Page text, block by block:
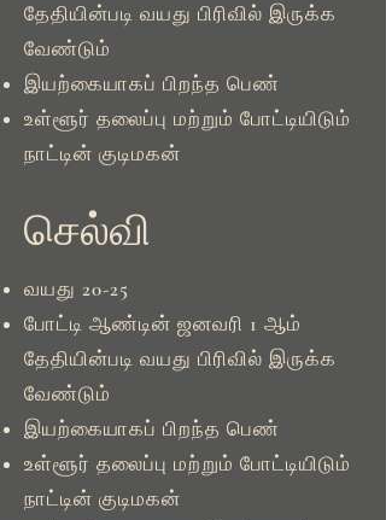
தேதியின்படி வயது பிரிவில் இருக்க
வேண்டும்
இயற்கையாகப் பிறந்த பெண்
உள்ளூர் தலைப்பு மற்றும் போட்டியிடும்
நாட்டின் குடிமகன்
செல்வி
வயது 20-25
போட்டி ஆண்டின் ஜனவரி 1 ஆம்
தேதியின்படி வயது பிரிவில் இருக்க
வேண்டும்
இயற்கையாகப் பிறந்த பெண்
உள்ளூர் தலைப்பு மற்றும் போட்டியிடும்
நாட்டின் குடிமகன்